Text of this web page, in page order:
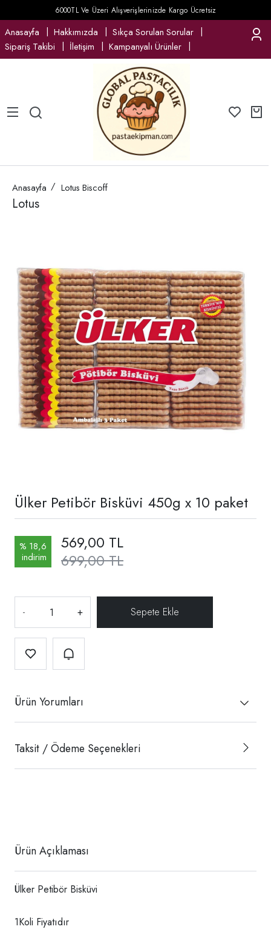
6000TL Ve Üzeri Alışverişlerinizde Kargo Ücretsiz
Anasayfa Hakkımızda
Sıkça Sorulan Sorular
Sipariş Takibi
İletişim Kampanyalı Ürünler
Anasayfa Lotus Biscoff
Lotus
Ülker Petibör Bisküvi 450g x 10 paket
% 18,6
indirim
699,00 TL
569,00 TL
- +
Ürün Yorumları
Taksit / Ödeme Seçenekleri
Ürün Açıklaması
Ülker Petibör Bisküvi
1Koli Fiyatıdır